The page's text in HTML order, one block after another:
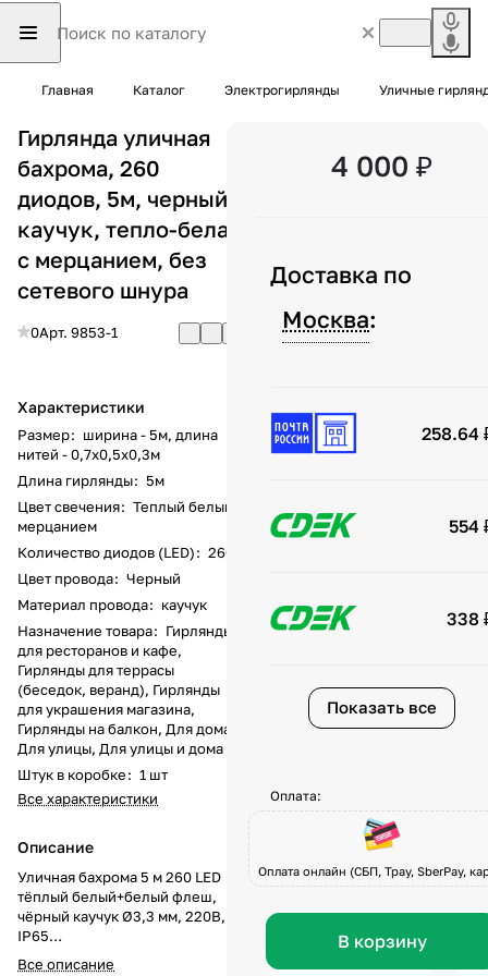
Главная Каталог Электрогирлянды Уличные
Гирлянда уличная
бахрома, 260
диодов, 5м, черный
каучук, тепло-белая
с мерцанием, без
сетевого шнура
0Арт. 9853-1
Характеристики
Размер: ширина - 5м, длина
нитей - 0,7x0,5x0,3м
Длина гирлянды: 5м
Цвет свечения: Теплый белый с
мерцанием
Количество диодов (LED): 260
Цвет провода: Черный
Материал провода: каучук
Назначение товара: Гирлянды
для ресторанов и кафе,
Гирлянды для террасы
(беседок, веранд), Гирлянды
для украшения магазина,
Гирлянды на балкон, Для дома,
Для улицы, Для улицы и дома
Штук в коробке: 1 шт
Все характеристики
Описание
Уличная бахрома 5 м 260 LED
тёплый белый+белый флеш,
чёрный каучук Ø3,3 мм, 220В,
IP65
Светодиодная уличная бахрома
Все описание
4 000 ₽
Доставка по
Москва:
258.64
554
338
Показать все
Оплата:
Оплата онлайн (СБП, Tpay, SberPay,
В корзину